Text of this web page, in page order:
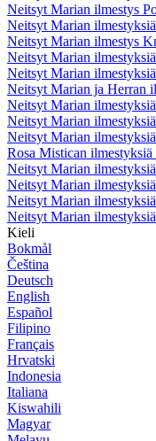
Neitsyt Marian ilmestys
Neitsyt Marian
Neitsyt Marian ilmestys
Neitsyt Marian ilmestyksiä
Neitsyt Marian ilmestyksiä
Neitsyt Marian ja Herran
Neitsyt Marian
Neitsyt Marian ilmestyksiä
Neitsyt Marian
Rosa Mistican
Neitsyt Marian
Neitsyt Marian
Neitsyt Marian
Neitsyt Marian ilmestyksiä
Kieli
Bokmål
Čeština
Deutsch
English
Español
Filipino
Français
Hrvatski
Indonesia
Italiana
Kiswahili
Magyar